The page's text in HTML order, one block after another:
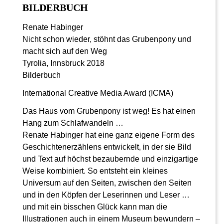
BILDERBUCH
Renate Habinger
Nicht schon wieder, stöhnt das Grubenpony und
macht sich auf den Weg
Tyrolia, Innsbruck 2018
Bilderbuch
International Creative Media Award (ICMA)
Das Haus vom Grubenpony ist weg! Es hat einen
Hang zum Schlafwandeln …
Renate Habinger hat eine ganz eigene Form des
Geschichtenerzählens entwickelt, in der sie Bild
und Text auf höchst bezaubernde und einzigartige
Weise kombiniert. So entsteht ein kleines
Universum auf den Seiten, zwischen den Seiten
und in den Köpfen der Leserinnen und Leser …
und mit ein bisschen Glück kann man die
Illustrationen auch in einem Museum bewundern –